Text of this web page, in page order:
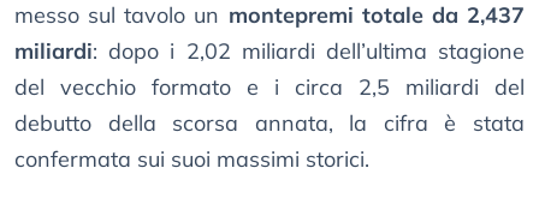
messo sul tavolo un montepremi totale da 2,437
miliardi: dopo i 2,02 miliardi dell’ultima stagione
del vecchio formato e i circa 2,5 miliardi del
debutto della scorsa annata, la cifra è stata
confermata sui suoi massimi storici.